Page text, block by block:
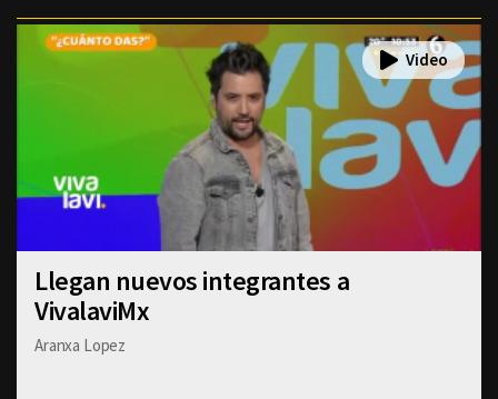
Llegan nuevos integrantes a
VivalaviMx
Aranxa Lopez